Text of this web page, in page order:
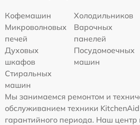
Кофемашин
Холодильников
Микроволновых
печей
Варочных
панелей
Духовых
шкафов
Посудомоечных
машин
Стиральных
машин
Мы занимаемся ремонтом и
обслуживанием техники
гарантийного периода. Наш центр